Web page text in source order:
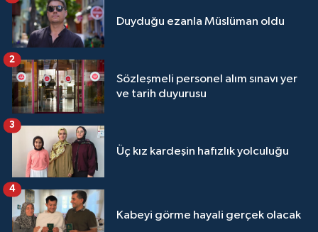
Duyduğu ezanla Müslüman oldu
Sözleşmeli personel alım sınavı yer
ve tarih duyurusu
2
Üç kız kardeşin hafızlık yolculuğu
3
Kabeyi görme hayali gerçek olacak
4
Sivas Müftülüğü
Şanlıurfa Müftülüğü
Şırnak Müftülüğü
Tekirdağ Müftülüğü
Tokat Müftülüğü
Trabzon Müftülüğü
Tunceli Müftülüğü